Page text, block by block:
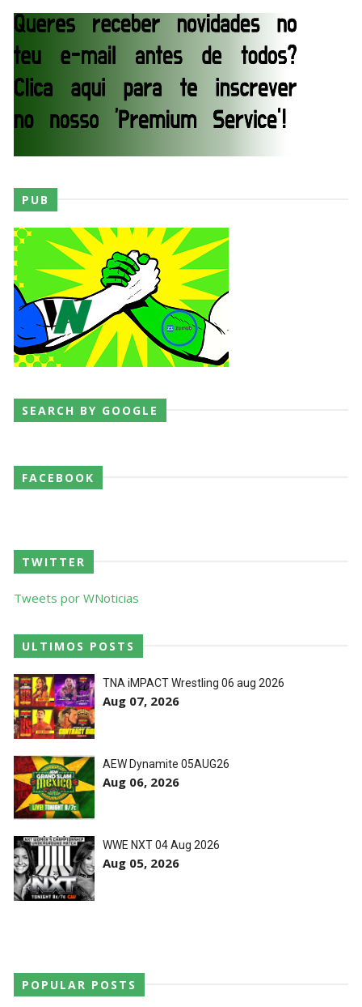
PUB
SEARCH BY GOOGLE
FACEBOOK
TWITTER
Tweets por WNoticias
ULTIMOS POSTS
TNA iMPACT Wrestling 06 aug 2026
Aug 07, 2026
AEW Dynamite 05AUG26
Aug 06, 2026
WWE NXT 04 Aug 2026
Aug 05, 2026
POPULAR POSTS